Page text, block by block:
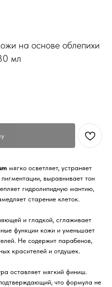
на основе облепихи
мл
мягко осветляет, устраняет
выравнивает тон
гидролипидную мантию,
старение клеток.
и гладкой, сглаживает
функции кожи и уменьшает
Не содержит парабенов,
красителей и отдушек.
оставляет мягкий финиш.
что формула не